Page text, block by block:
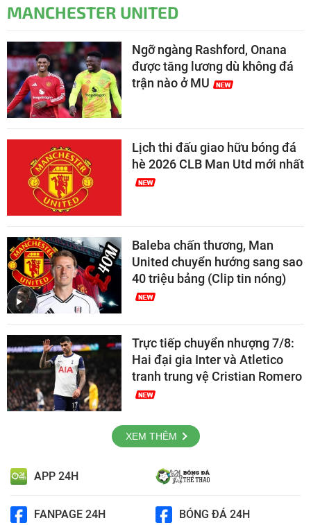
MANCHESTER UNITED
Ngỡ ngàng Rashford, Onana
được tăng lương dù không đá
trận nào ở MU
Lịch thi đấu giao hữu bóng đá
hè 2026 CLB Man Utd mới nhất
Baleba chấn thương, Man
United chuyển hướng sang sao
40 triệu bảng (Clip tin nóng)
Trực tiếp chuyển nhượng 7/8:
Hai đại gia Inter và Atletico
tranh trung vệ Cristian Romero
XEM THÊM
APP 24H
FANPAGE 24H BÓNG ĐÁ 24H